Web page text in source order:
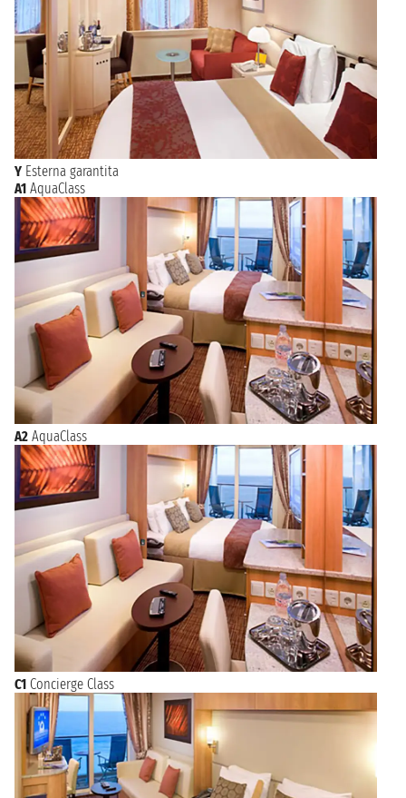
Y Esterna garantita
A1 AquaClass
A2 AquaClass
C1 Concierge Class